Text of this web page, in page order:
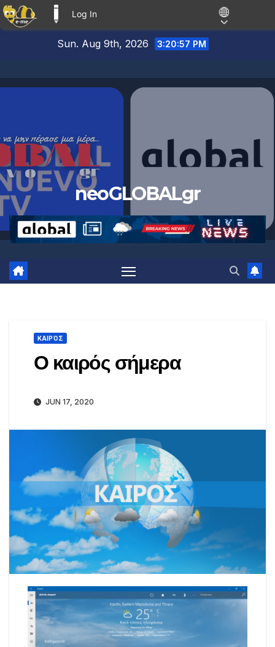
Log In
Sun. Aug 9th, 2026 3:20:58 PM
neoGLOBALgr
ΚΑΙΡΌΣ
Ο καιρός σήμερα
JUN 17, 2020